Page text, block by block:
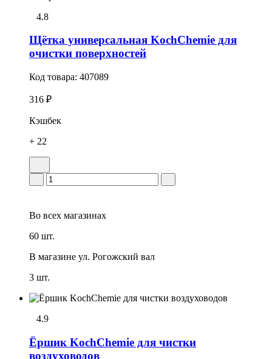
4.8
Щётка универсальная KochChemie для
очистки поверхностей
Код товара: 407089
316 ₽
Кэшбек
+ 22
Во всех магазинах
60 шт.
В магазине ул. Рогожский вал
3 шт.
4.9
Ёршик KochChemie для чистки
воздуховодов